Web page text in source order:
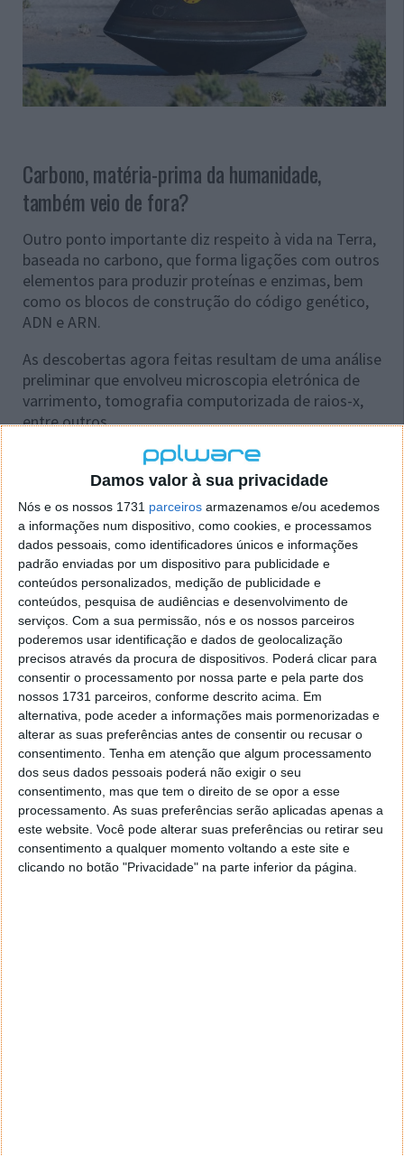
Damos valor à sua privacidade
Nós e os nossos 1731 parceiros armazenamos e/ou acedemos
a informações num dispositivo, como cookies, e processamos
dados pessoais, como identificadores únicos e informações
padrão enviadas por um dispositivo para publicidade e
conteúdos personalizados, medição de publicidade e
conteúdos, pesquisa de audiências e desenvolvimento de
serviços. Com a sua permissão, nós e os nossos parceiros
poderemos usar identificação e dados de geolocalização
precisos através da procura de dispositivos. Poderá clicar para
consentir o processamento por nossa parte e pela parte dos
nossos 1731 parceiros, conforme descrito acima. Em
alternativa, pode aceder a informações mais pormenorizadas e
alterar as suas preferências antes de consentir ou recusar o
consentimento. Tenha em atenção que algum processamento
dos seus dados pessoais poderá não exigir o seu
consentimento, mas que tem o direito de se opor a esse
processamento. As suas preferências serão aplicadas apenas a
este website. Você pode alterar suas preferências ou retirar seu
consentimento a qualquer momento voltando a este site e
clicando no botão "Privacidade" na parte inferior da página.
Carbono, matéria-prima da humanidade,
também veio de fora?
Outro ponto importante diz respeito à vida na Terra,
baseada no carbono, que forma ligações com outros
elementos para produzir proteínas e enzimas, bem
como os blocos de construção do código genético,
ADN e ARN.
As descobertas agora feitas resultam de uma análise
preliminar que envolveu microscopia eletrónica de
varrimento, tomografia computorizada de raios-x,
entre outros.
Este material é o sonho de um astrobiólogo.
Disse o cientista Daniel Glavin, acrescentando que
havia muito mais trabalho a fazer e que a amostra
seria partilhada com laboratórios de todo o mundo
para estudo posterior.
A maior amostra de asteroide